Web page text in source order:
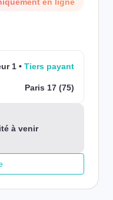
1 Tiers payant
Paris 17 (75)
à venir